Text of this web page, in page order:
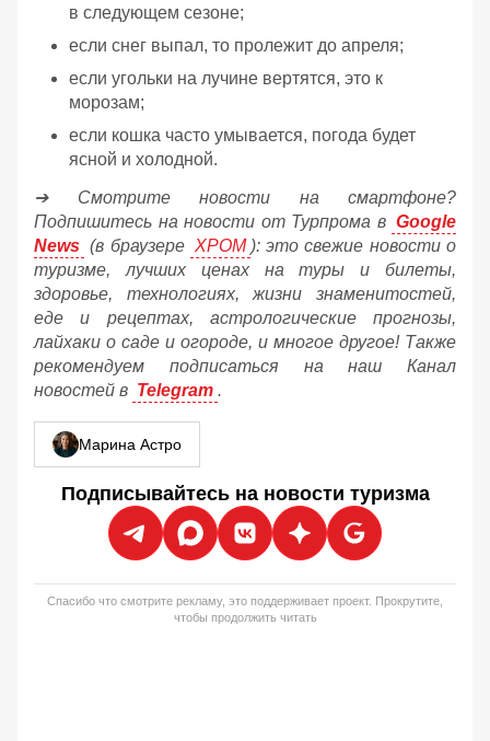
в следующем сезоне;
если снег выпал, то пролежит до апреля;
если угольки на лучине вертятся, это к
морозам;
если кошка часто умывается, погода будет
ясной и холодной.
➔ Смотрите новости на смартфоне?
Подпишитесь на новости от Турпрома в Google
News (в браузере ХРОМ ): это свежие новости о
туризме, лучших ценах на туры и билеты,
здоровье, технологиях, жизни знаменитостей,
еде и рецептах, астрологические прогнозы,
лайхаки о саде и огороде, и многое другое! Также
рекомендуем подписаться на наш Канал
новостей в Telegram .
Марина Астро
Подписывайтесь на новости туризма
Спасибо что смотрите рекламу, это поддерживает проект. Прокрутите,
чтобы продолжить читать